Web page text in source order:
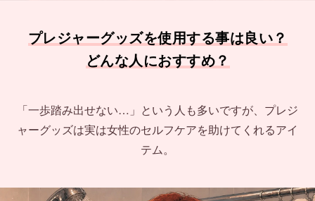
プレジャーグッズを使用する事は良い？
どんな人におすすめ？
「一歩踏み出せない…」という人も多いですが、プレジ
ャーグッズは実は女性のセルフケアを助けてくれるアイ
テム。